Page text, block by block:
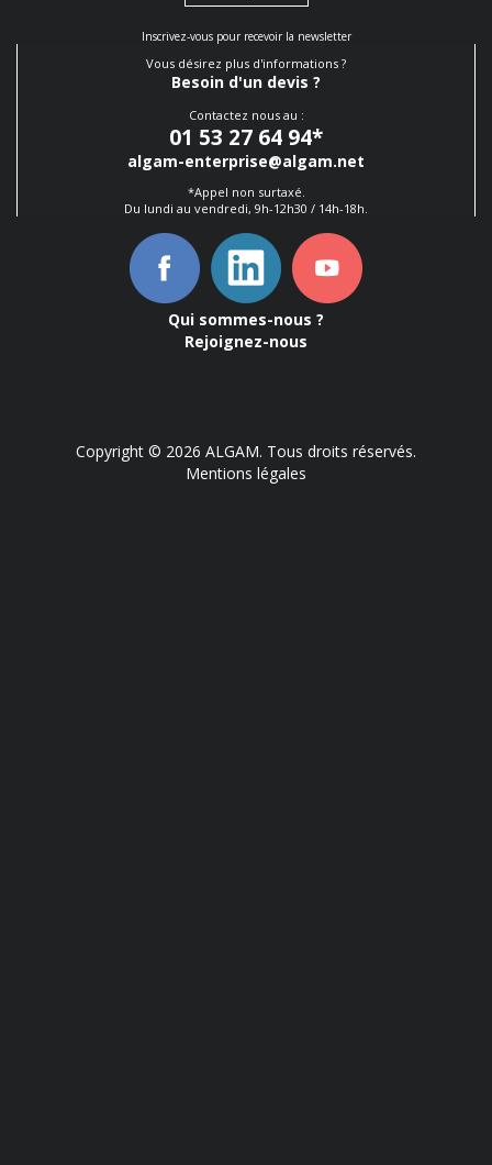
Inscrivez-vous pour recevoir la newsletter
Vous désirez plus d'informations ?
Besoin d'un devis ?
Contactez nous au :
01 53 27 64 94*
algam-enterprise@algam.net
*Appel non surtaxé.
Du lundi au vendredi, 9h-12h30 / 14h-18h.
Qui sommes-nous ?
Rejoignez-nous
Copyright © 2026 ALGAM. Tous droits réservés.
Mentions légales